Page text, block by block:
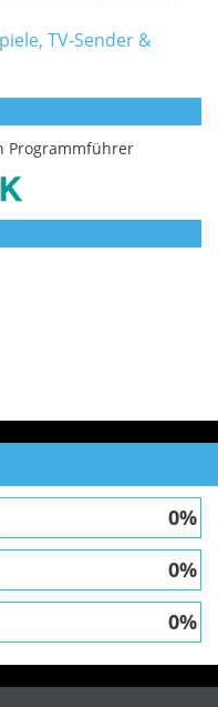
TV-Sender &
Programmführer
0%
0%
0%